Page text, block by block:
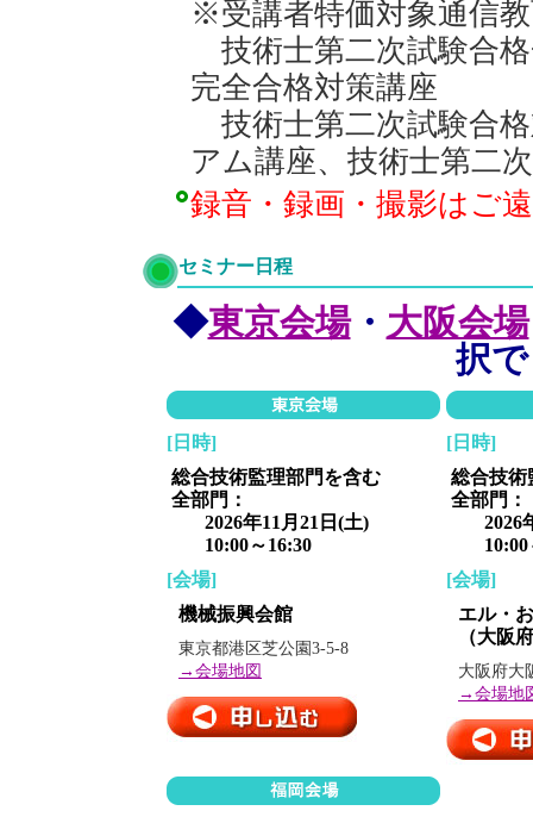
※受講者特価対象通信
技術士第二次試験合
完全合格対策講座
技術士第二次試験合
アム講座、 技術士第二
録音・録画・撮影はご
セミナー日程
◆東京会場・ 大阪会場
択
[日時]
総合技術監理部門を含む
全部門：
2026年11月21日(土)
10:00～16:30
[会場]
機械振興会館
東京都港区芝公園3-5-8
→会場地図
[日時]
総合技術
全部門：
2026年
10:00
[会場]
エル・
（大阪
大阪府大
→会場地